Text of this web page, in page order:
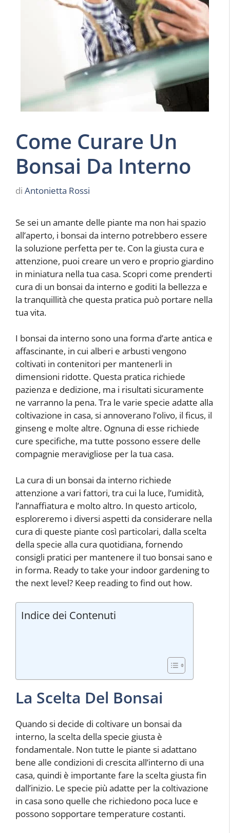
Come Curare Un
Bonsai Da Interno
di Antonietta Rossi
Se sei un amante delle piante ma non hai spazio
all’aperto, i bonsai da interno potrebbero essere
la soluzione perfetta per te. Con la giusta cura e
attenzione, puoi creare un vero e proprio giardino
in miniatura nella tua casa. Scopri come prenderti
cura di un bonsai da interno e goditi la bellezza e
la tranquillità che questa pratica può portare nella
tua vita.
I bonsai da interno sono una forma d’arte antica e
affascinante, in cui alberi e arbusti vengono
coltivati in contenitori per mantenerli in
dimensioni ridotte. Questa pratica richiede
pazienza e dedizione, ma i risultati sicuramente
ne varranno la pena. Tra le varie specie adatte alla
coltivazione in casa, si annoverano l’olivo, il ficus, il
ginseng e molte altre. Ognuna di esse richiede
cure specifiche, ma tutte possono essere delle
compagnie meravigliose per la tua casa.
La cura di un bonsai da interno richiede
attenzione a vari fattori, tra cui la luce, l’umidità,
l’annaffiatura e molto altro. In questo articolo,
esploreremo i diversi aspetti da considerare nella
cura di queste piante così particolari, dalla scelta
della specie alla cura quotidiana, fornendo
consigli pratici per mantenere il tuo bonsai sano e
in forma. Ready to take your indoor gardening to
the next level? Keep reading to find out how.
Indice dei Contenuti
La Scelta Del Bonsai
Quando si decide di coltivare un bonsai da
interno, la scelta della specie giusta è
fondamentale. Non tutte le piante si adattano
bene alle condizioni di crescita all’interno di una
casa, quindi è importante fare la scelta giusta fin
dall’inizio. Le specie più adatte per la coltivazione
in casa sono quelle che richiedono poca luce e
possono sopportare temperature costanti.